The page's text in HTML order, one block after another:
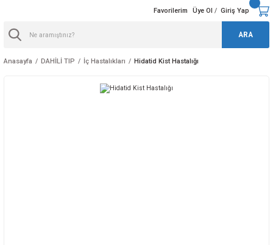
ARA
Favorilerim Üye Ol / Giriş Yap
Anasayfa DAHİLİ TIP İç Hastalıkları Hidatid Kist Hastalığı